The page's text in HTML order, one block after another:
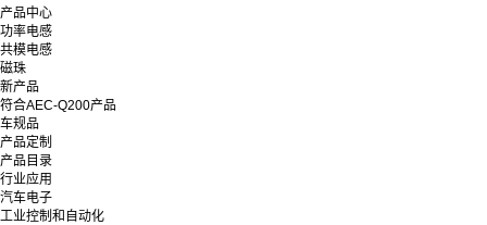
产品中心
功率电感
共模电感
磁珠
新产品
符合AEC-Q200产品
车规品
产品定制
产品目录
行业应用
汽车电子
工业控制和自动化